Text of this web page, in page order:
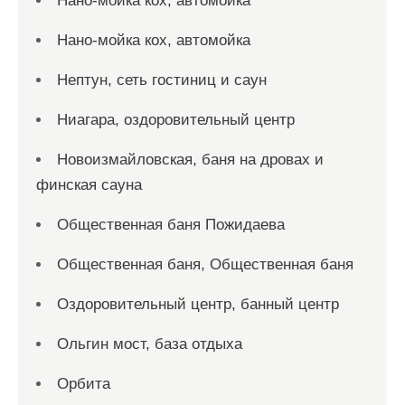
Нано-мойка кох, автомойка
Нептун, сеть гостиниц и саун
Ниагара, оздоровительный центр
Новоизмайловская, баня на дровах и
финская сауна
Общественная баня Пожидаева
Общественная баня, Общественная баня
Оздоровительный центр, банный центр
Ольгин мост, база отдыха
Орбита